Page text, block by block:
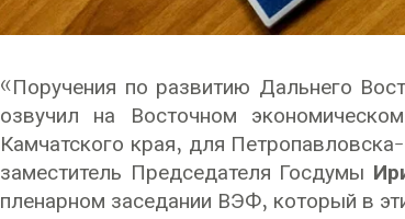
«Поручения по развитию Дальнего
озвучил на Восточном
Камчатского края, для
заместитель Председателя Госдумы
пленарном заседании ВЭФ, который в